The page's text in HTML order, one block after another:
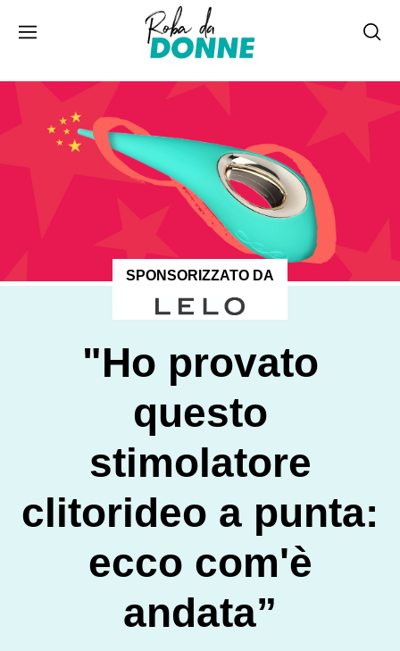
SPONSORIZZATO DA
"Ho provato
questo
stimolatore
clitorideo a punta:
ecco com'è
andata”